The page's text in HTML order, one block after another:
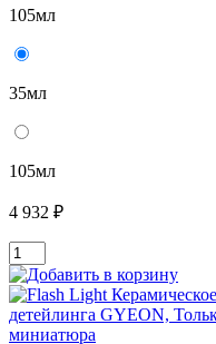
105мл
35мл
105мл
4 932 ₽